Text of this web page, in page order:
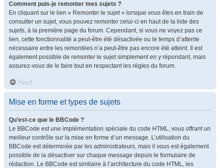
Comment puis-je remonter mes sujets ?
En cliquant sur le lien « Remonter le sujet » lorsque vous êtes en train de
consulter un sujet, vous pouvez remonter celui-ci en haut de la liste des
sujets, à la première page du forum. Cependant, si vous ne voyez pas ce
lien, cette fonctionnalité a peut-être été désactivée ou le temps d’attente
nécessaire entre les remontées n’a peut-être pas encore été atteint. Il est
également possible de remonter le sujet simplement en y répondant, mais
assurez-vous de le faire tout en respectant les règles du forum.
Haut
Mise en forme et types de sujets
Qu’est-ce que le BBCode ?
Le BBCode est une implémentation spéciale du code HTML, vous offrant un
meilleur contrôle sur la mise en forme d’un message. L’utilisation du
BBCode est déterminée par les administrateurs, mais il vous est également
possible de la désactiver sur chaque message depuis le formulaire de
rédaction. Le BBCode est similaire à l’architecture du code HTML, les